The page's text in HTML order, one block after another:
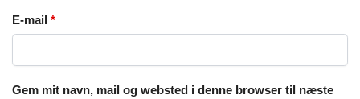
E-mail *
Gem mit navn, mail og websted i denne browser til næste